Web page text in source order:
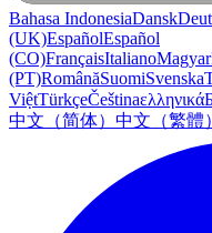
Bahasa IndonesiaDansk
(UK)EspañolEspañol
(CO)FrançaisItalianoMagyar
(PT)RomânăSuomiSvenska
ViệtTürkçeČeštinaελληνικά
中文（简体） 中文（繁體）